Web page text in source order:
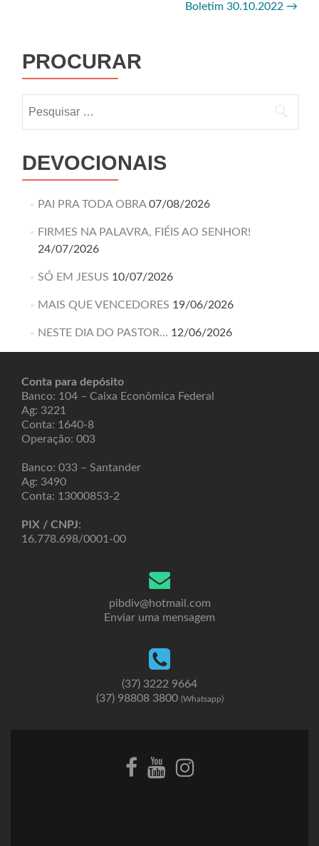
Boletim 30.10.2022 →
PROCURAR
DEVOCIONAIS
PAI PRA TODA OBRA 07/08/2026
FIRMES NA PALAVRA, FIÉIS AO SENHOR!
24/07/2026
SÓ EM JESUS 10/07/2026
MAIS QUE VENCEDORES 19/06/2026
NESTE DIA DO PASTOR… 12/06/2026
Conta para depósito
Banco: 104 – Caixa Econômica Federal
Ag: 3221
Conta: 1640-8
Operação: 003
Banco: 033 – Santander
Ag: 3490
Conta: 13000853-2
PIX / CNPJ:
16.778.698/0001-00
pibdiv@hotmail.com
Enviar uma mensagem
(37) 3222 9664
(37) 98808 3800 (Whatsapp)